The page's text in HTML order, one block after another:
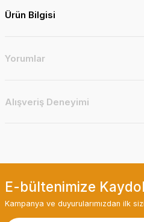
Ürün Bilgisi
Yorumlar
Alışveriş Deneyimi
E-bültenimize
Kampanya ve duyurularımızdan ilk